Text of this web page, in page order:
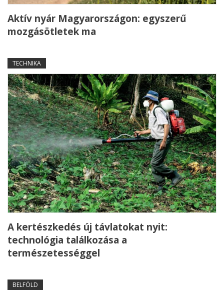
Aktív nyár Magyarországon: egyszerű
mozgásötletek ma
TECHNIKA
A kertészkedés új távlatokat nyit:
technológia találkozása a
természetességgel
BELFÖLD